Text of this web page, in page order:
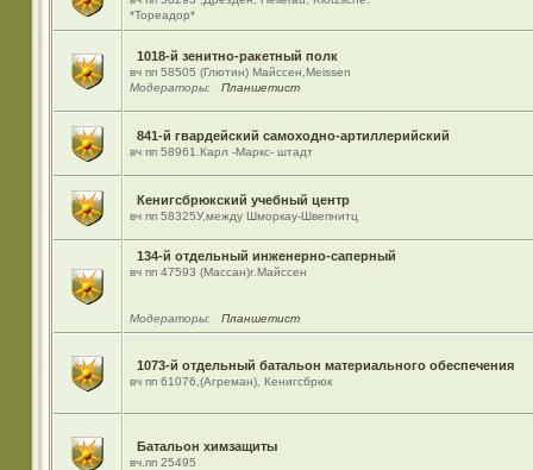
*Тореадор*
1018-й зенитно-ракетный полк
вч пп 58505 (Глютин) Майсcен,Meissen
Модераторы:
Планшетист
841-й гвардейский самоходно-артиллерийский
вч пп 58961.Карл -Маркс- штадт
Кенигсбрюкский учебный центр
вч пп 58325У,между Шморкау-Швепнитц
134-й отдельный инженерно-саперный
вч пп 47593 (Массан)г.Майссен
Модераторы: Планшетист
1073-й отдельный батальон материального обеспечения
вч пп 61076,(Агреман), Кенигсбрюк
Батальон химзащиты
вч.пп 25495